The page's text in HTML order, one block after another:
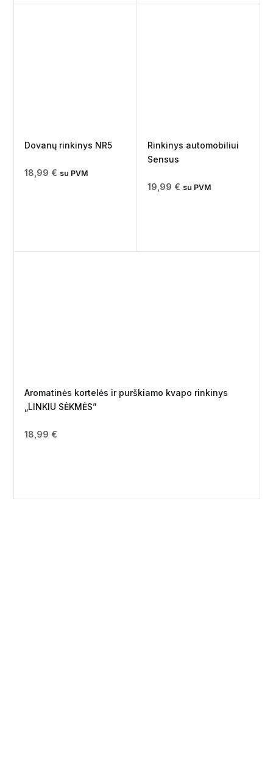
Dovanų rinkinys NR5
18,99 € su PVM
Rinkinys automobiliui
Sensus
19,99 € su PVM
Aromatinės kortelės ir purškiamo kvapo rinkinys
„LINKIU SĖKMĖS”
18,99 €